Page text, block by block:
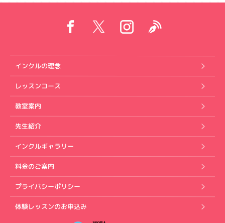
インクルの理念
レッスンコース
教室案内
先生紹介
インクルギャラリー
料金のご案内
プライバシーポリシー
体験レッスンのお申込み